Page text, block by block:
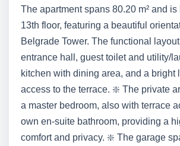
The apartment spans 80.20 m² and
13th floor, featuring a beautiful
Belgrade Tower. The functional
entrance hall, guest toilet and utility/
kitchen with dining area, and a bright
access to the terrace. ❇️ The private
a master bedroom, also with terrace
own en-suite bathroom, providing a
comfort and privacy. ❇️ The garage